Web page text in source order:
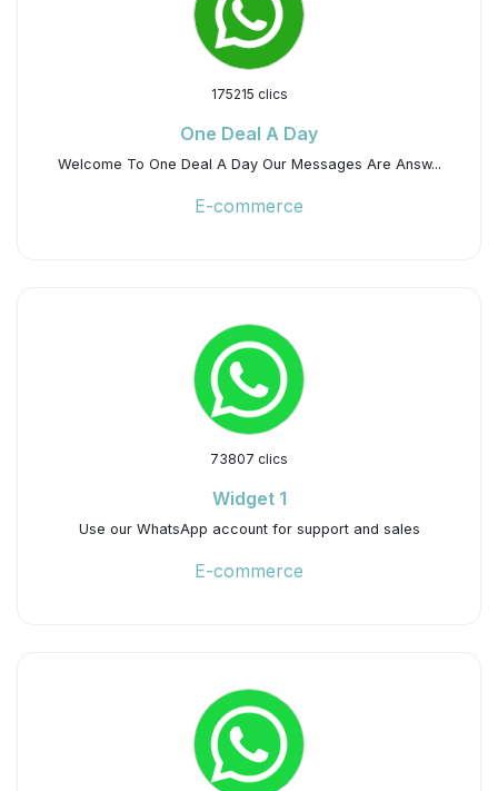
175215 clics
One Deal A Day
Welcome To One Deal A Day Our Messages Are Answ...
E-commerce
73807 clics
Widget 1
Use our WhatsApp account for support and sales
E-commerce